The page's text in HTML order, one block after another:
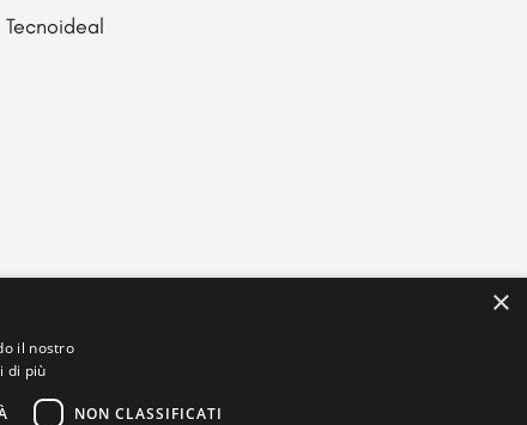
×
il nostro
di più
NON CLASSIFICATI